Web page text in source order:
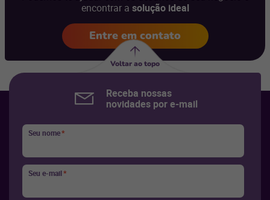
encontrar a solução ideal
Entre em contato
Voltar ao topo
Receba nossas
novidades por e-mail
Seu nome*
Seu e-mail*